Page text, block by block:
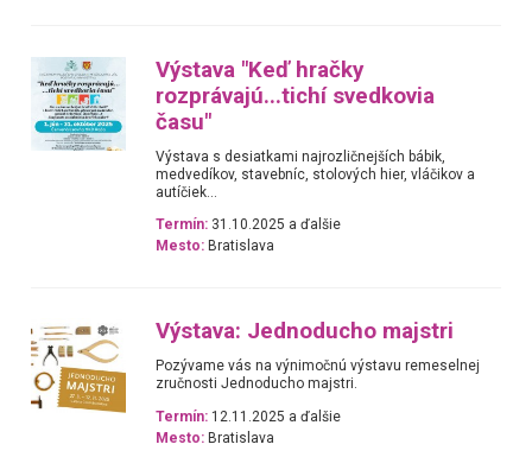
Výstava "Keď hračky
rozprávajú...tichí svedkovia
času"
Výstava s desiatkami najrozličnejších bábik,
medvedíkov, stavebníc, stolových hier, vláčikov a
autíčiek...
Termín: 31.10.2025 a ďalšie
Mesto: Bratislava
Výstava: Jednoducho majstri
Pozývame vás na výnimočnú výstavu remeselnej
zručnosti Jednoducho majstri.
Termín: 12.11.2025 a ďalšie
Mesto: Bratislava